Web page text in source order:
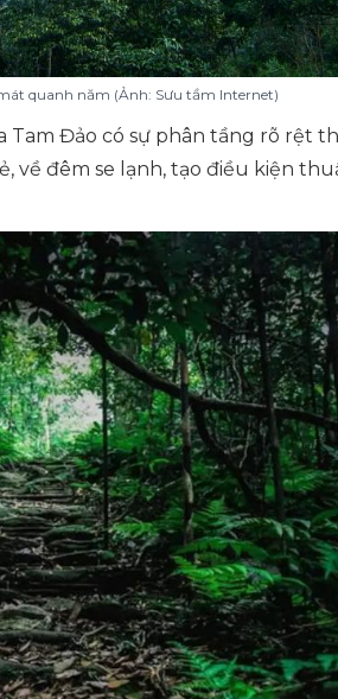
quanh năm (Ảnh: Sưu tầm Internet)
Đảo có sự phân tầng rõ rệt
về đêm se lạnh, tạo điều kiện